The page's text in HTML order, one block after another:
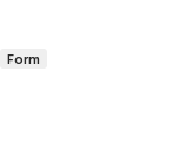
Form